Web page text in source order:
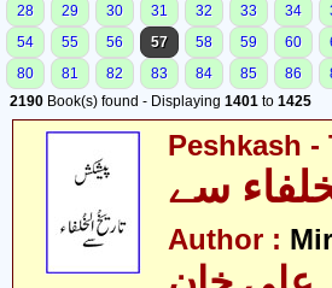
28
29 30 31 32 33 34
54
55 56 57 58 59 60
80
81 82 83 84 85 86
2190 Book(s) found - Displaying 1401 to 1425
Peshkash -
سے
Author :